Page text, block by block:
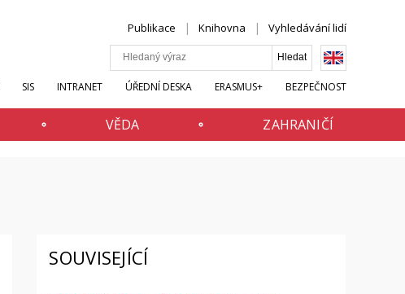
Publikace Knihovna Vyhledávání lidí
SIS INTRANET ÚŘEDNÍ DESKA ERASMUS+ BEZPEČNOST
VĚDA ZAHRANIČÍ
SOUVISEJÍCÍ